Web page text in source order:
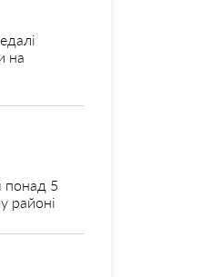
на
понад 5
районі